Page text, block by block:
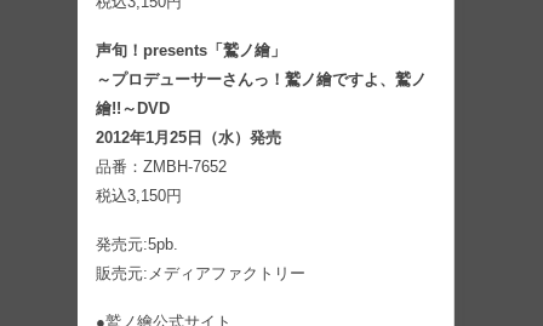
声旬！presents「鷲ノ繪」
～プロデューサーさんっ！鷲ノ繪ですよ、鷲ノ
繪!!～DVD
2012年1月25日（水）発売
品番：ZMBH‐7652
税込3,150円
発売元:5pb.
販売元:メディアファクトリー
●鷲ノ繪公式サイト